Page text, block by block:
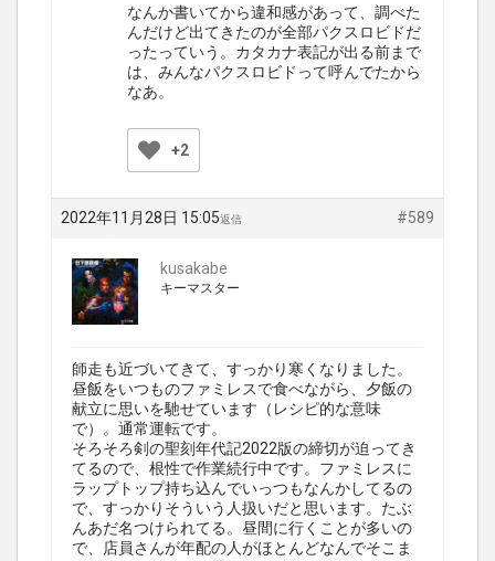
なんか書いてから違和感があって、調べた
んだけど出てきたのが全部パクスロビドだ
ったっていう。カタカナ表記が出る前まで
は、みんなパクスロビドって呼んでたから
なあ。
+2
2022年11月28日 15:05 #589
返信
kusakabe
キーマスター
師走も近づいてきて、すっかり寒くなりました。
昼飯をいつものファミレスで食べながら、夕飯の
献立に思いを馳せています（レシピ的な意味
で）。通常運転です。
そろそろ剣の聖刻年代記2022版の締切が迫ってき
てるので、根性で作業続行中です。ファミレスに
ラップトップ持ち込んでいっつもなんかしてるの
で、すっかりそういう人扱いだと思います。たぶ
んあだ名つけられてる。昼間に行くことが多いの
で、店員さんが年配の人がほとんどなんでそこま